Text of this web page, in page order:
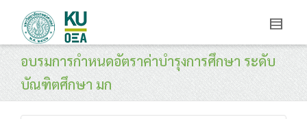
อบรมการกำหนดอัตราค่าบำรุงการศึกษา ระดับ
บัณฑิตศึกษา มก